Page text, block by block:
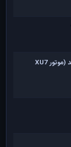
آموزش تعویض تسمه تایم پژو 405،پارس و سمند (موتور XU7